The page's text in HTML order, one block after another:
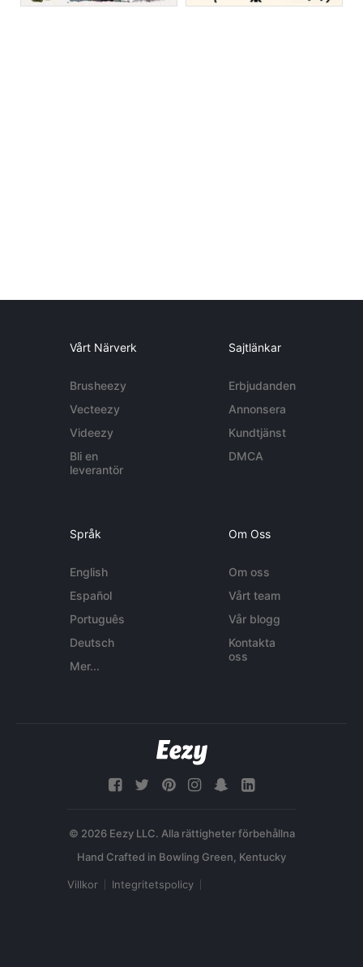
Vårt Närverk
Brusheezy
Vecteezy
Videezy
Bli en
leverantör
Sajtlänkar
Erbjudanden
Annonsera
Kundtjänst
DMCA
Språk
English
Español
Português
Deutsch
Mer...
Om Oss
Om oss
Vårt team
Vår blogg
Kontakta
oss
© 2026 Eezy LLC. Alla rättigheter förbehållna
Villkor Integritetspolicy